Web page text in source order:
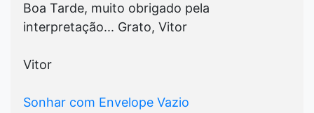
Boa Tarde, muito obrigado pela
interpretação... Grato, Vitor
Vitor
Sonhar com Envelope Vazio